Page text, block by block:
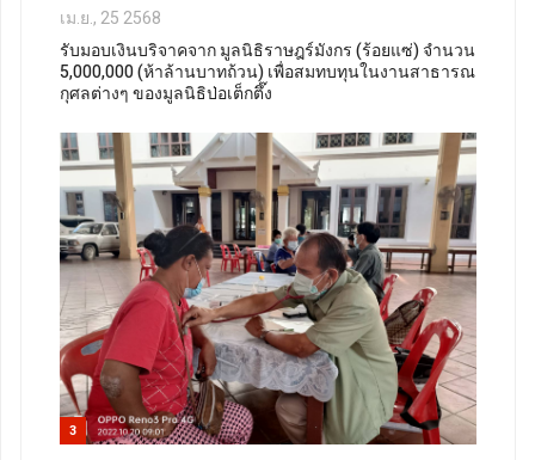
เม.ย., 25 2568
รับมอบเงินบริจาคจาก มูลนิธิราษฎร์มังกร (ร้อยแซ่) จำนวน
5,000,000 (ห้าล้านบาทถ้วน) เพื่อสมทบทุนในงานสาธารณ
กุศลต่างๆ ของมูลนิธิป่อเต็กตึ๊ง
3